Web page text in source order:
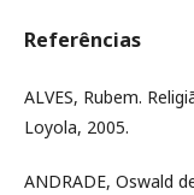
Referências
ALVES, Rubem.
Loyola, 2005.
ANDRADE, Oswald